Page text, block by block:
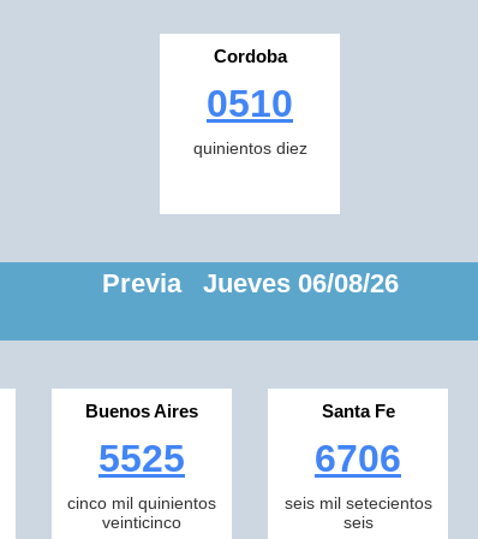
Cordoba
0510
quinientos diez
Previa Jueves 06/08/26
Buenos Aires
5525
cinco mil quinientos
veinticinco
Santa Fe
6706
seis mil setecientos
seis